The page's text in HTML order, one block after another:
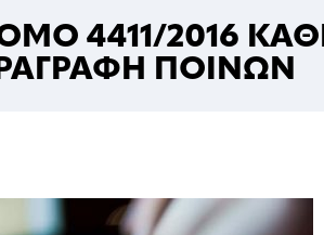
4411/2016
ΠΟΙΝΩΝ